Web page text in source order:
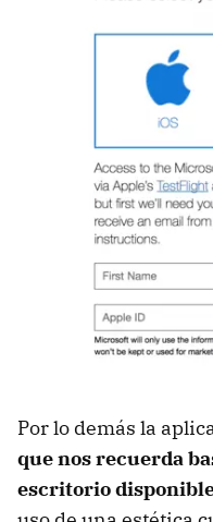
Por lo demás la
que nos recuerda
escritorio